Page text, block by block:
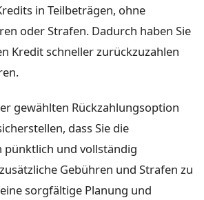
in Teilbeträgen, ohne
oder Strafen. Dadurch haben Sie
Kredit schneller zurückzuzahlen
gewählten Rückzahlungsoption
dass Sie die
pünktlich und vollständig
Gebühren und Strafen zu
sorgfältige Planung und